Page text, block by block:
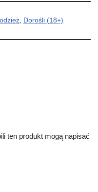
Dorośli (18+)
ten produkt mogą napisać